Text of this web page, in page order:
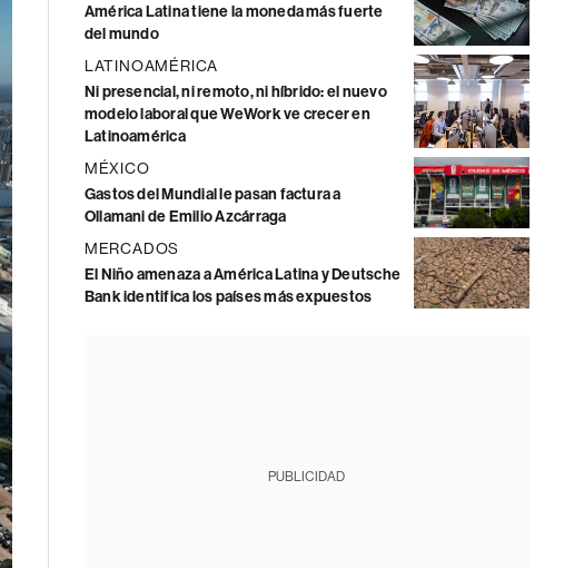
América Latina tiene la moneda más fuerte
del mundo
LATINOAMÉRICA
Ni presencial, ni remoto, ni híbrido: el nuevo
modelo laboral que WeWork ve crecer en
Latinoamérica
MÉXICO
Gastos del Mundial le pasan factura a
Ollamani de Emilio Azcárraga
MERCADOS
El Niño amenaza a América Latina y Deutsche
Bank identifica los países más expuestos
PUBLICIDAD